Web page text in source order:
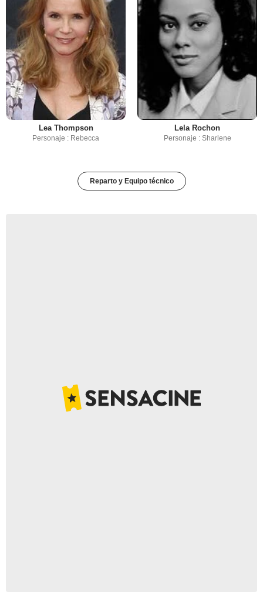
Lea Thompson
Personaje : Rebecca
Lela Rochon
Personaje : Sharlene
Reparto y Equipo técnico